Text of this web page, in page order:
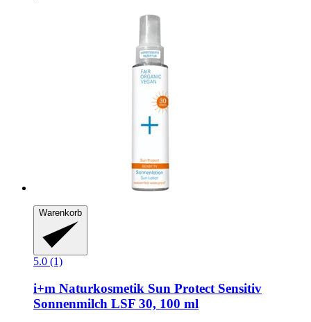
Warenkorb
5.0 (1)
i+m Naturkosmetik Sun Protect Sensitiv
Sonnenmilch LSF 30, 100 ml